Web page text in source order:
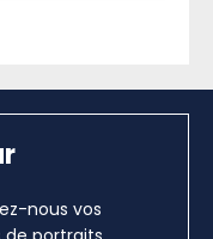
nous vos